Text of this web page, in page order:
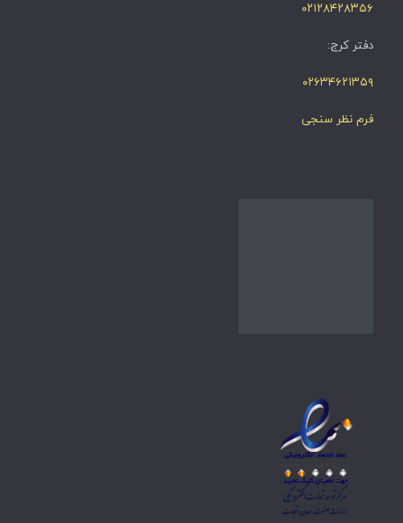
۰۲۱۲۸۴۲۸۳۵۶
دفتر کرج:
۰۲۶۳۴۶۲۱۳۵۹
فرم نظر سنجی